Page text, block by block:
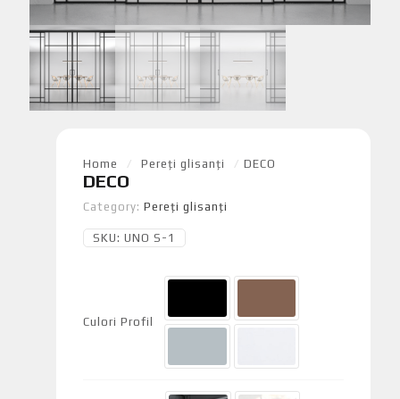
Home / Pereți glisanți / DECO
DECO
Category: Pereți glisanți
SKU: UNO S-1
Culori Profil